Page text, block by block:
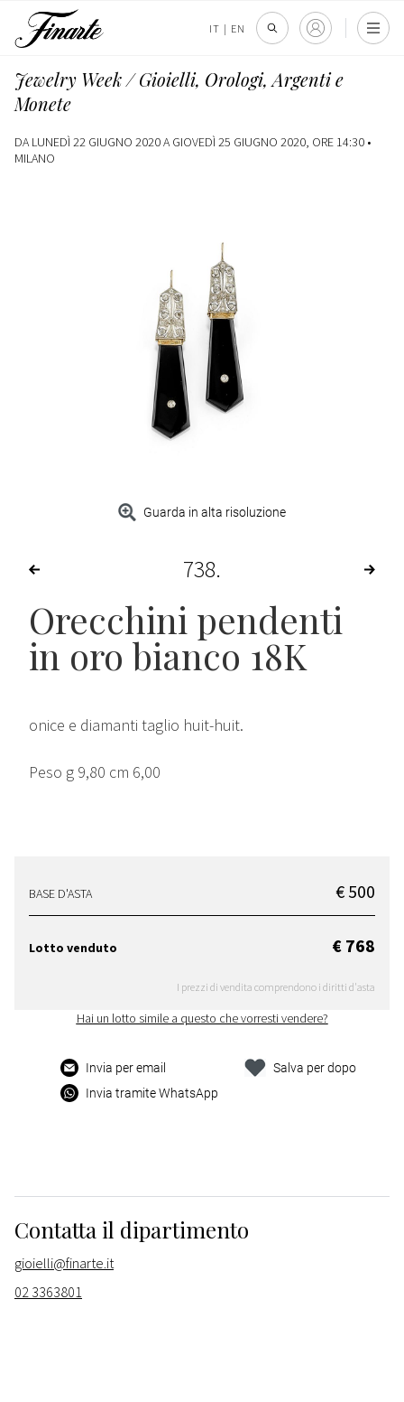
IT | EN
Jewelry Week / Gioielli, Orologi, Argenti e
Monete
DA LUNEDÌ 22 GIUGNO 2020 A GIOVEDÌ 25 GIUGNO 2020, ORE 14:30 •
MILANO
Guarda in alta risoluzione
738
Orecchini pendenti
in oro bianco 18K
onice e diamanti taglio huit-huit.
Peso g 9,80 cm 6,00
BASE D'ASTA € 500
Lotto venduto € 768
I prezzi di vendita comprendono i diritti d'asta
Hai un lotto simile a questo che vorresti vendere?
Invia per email
Invia tramite WhatsApp
Salva per dopo
Contatta il dipartimento
gioielli@finarte.it
02 3363801